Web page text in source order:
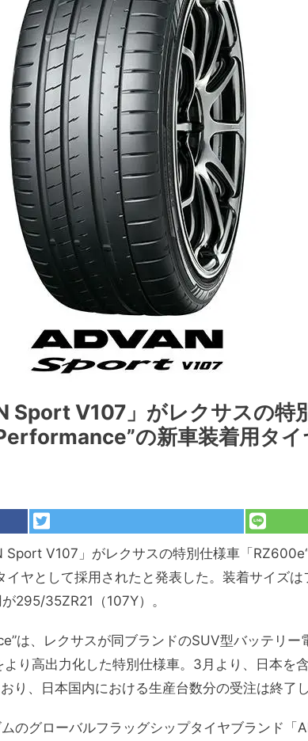
Sport V107」がレクサスの特
の新車装着用タイ
Sport V107」がレクサスの特別仕様車「
ヤとして採用されたと発表した。装着サイズは
295/35ZR21（107Y）。
は、レクサスが同ブランドのSUV型バッテリー
より高出力化した特別仕様車。3月より、日本を
り、日本国内における生産台数分の受注は終了し
のグローバルフラッグシップタイヤブランド「